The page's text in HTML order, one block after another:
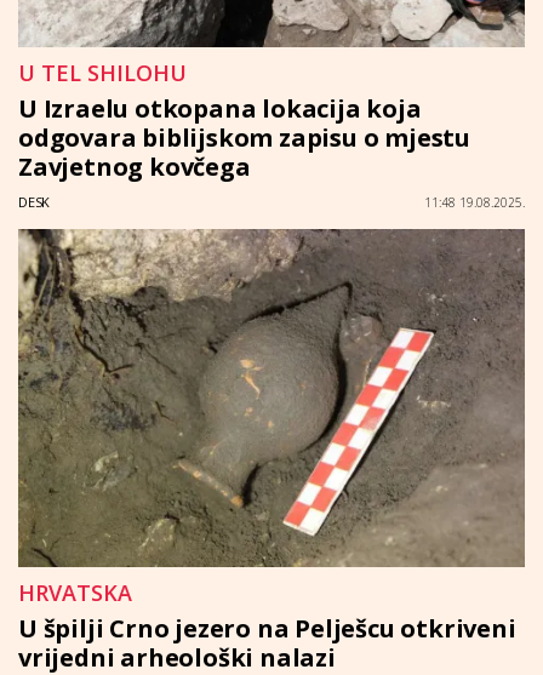
U TEL SHILOHU
U Izraelu otkopana lokacija koja
odgovara biblijskom zapisu o mjestu
Zavjetnog kovčega
DESK 11:48 19.08.2025.
HRVATSKA
U špilji Crno jezero na Pelješcu otkriveni
vrijedni arheološki nalazi